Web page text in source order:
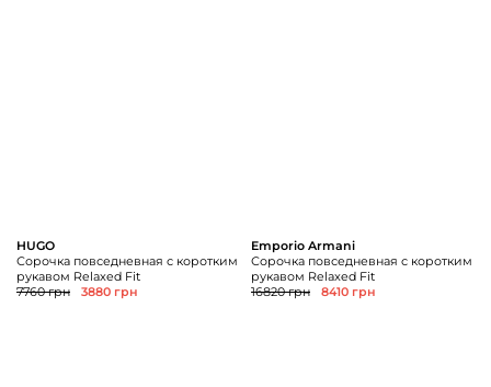
HUGO
Сорочка повседневная с коротким
рукавом Relaxed Fit
7760 грн
3880 грн
Emporio Armani
Сорочка повседневная с коротким
рукавом Relaxed Fit
16820 грн
8410 грн